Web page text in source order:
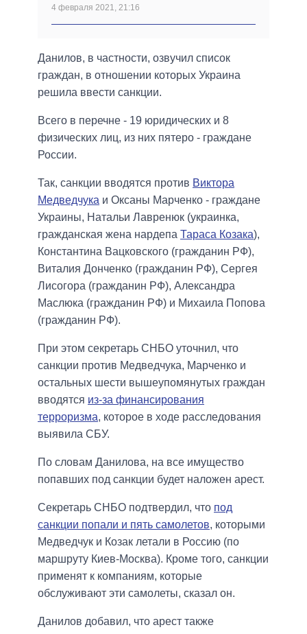
4 февраля 2021, 21:16
Данилов, в частности, озвучил список
граждан, в отношении которых Украина
решила ввести санкции.
Всего в перечне - 19 юридических и 8
физических лиц, из них пятеро - граждане
России.
Так, санкции вводятся против Виктора
Медведчука и Оксаны Марченко - граждане
Украины, Натальи Лавренюк (украинка,
гражданская жена нардепа Тараса Козака),
Константина Вацковского (гражданин РФ),
Виталия Донченко (гражданин РФ), Сергея
Лисогора (гражданин РФ), Александра
Маслюка (гражданин РФ) и Михаила Попова
(гражданин РФ).
При этом секретарь СНБО уточнил, что
санкции против Медведчука, Марченко и
остальных шести вышеупомянутых граждан
вводятся из-за финансирования
терроризма, которое в ходе расследования
выявила СБУ.
По словам Данилова, на все имущество
попавших под санкции будет наложен арест.
Секретарь СНБО подтвердил, что под
санкции попали и пять самолетов, которыми
Медведчук и Козак летали в Россию (по
маршруту Киев-Москва). Кроме того, санкции
применят к компаниям, которые
обслуживают эти самолеты, сказал он.
Данилов добавил, что арест также